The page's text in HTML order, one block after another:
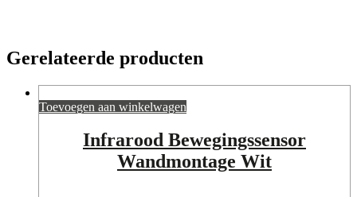
Gerelateerde producten
Toevoegen aan winkelwagen
Infrarood Bewegingssensor
Wandmontage Wit